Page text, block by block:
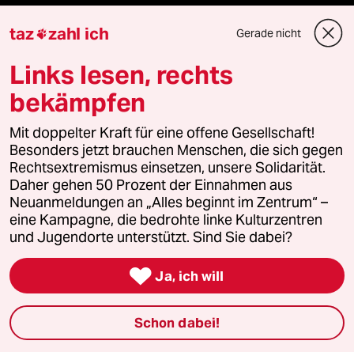
Demnächst
Vor Ort
Live im Stream
Vergangene
taz lab 2027
Mehr taz Lesestoff
taz zahl ich Gerade nicht
Links lesen, rechts
bekämpfen
Mit doppelter Kraft für eine offene Gesellschaft!
Besonders jetzt brauchen Menschen, die sich gegen
Rechtsextremismus einsetzen, unsere Solidarität.
Daher gehen 50 Prozent der Einnahmen aus
Neuanmeldungen an „Alles beginnt im Zentrum“ –
eine Kampagne, die bedrohte linke Kulturzentren
und Jugendorte unterstützt. Sind Sie dabei?
 Ja, ich will
Schon dabei!